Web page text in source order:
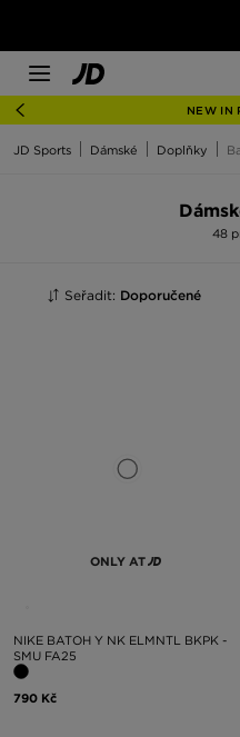
NEW IN
JD Sports Dámské Doplňky
48
Seřadit: Doporučené
ONLY AT
NIKE BATOH Y NK ELMNTL BKPK -
SMU FA25
790 Kč